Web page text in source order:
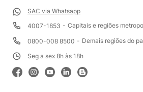
SAC via Whatsapp
4007-1853
Capitais e regiões
0800-008 8500
Demais regiões do
Seg a sex 8h às 18h